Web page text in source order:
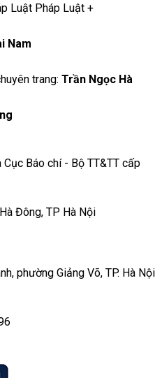
Luật Pháp Luật +
Nam
trang: Trần Ngọc Hà
Báo chí - Bộ TT&TT cấp
Đông, TP Hà Nội
phường Giảng Võ, TP. Hà Nội